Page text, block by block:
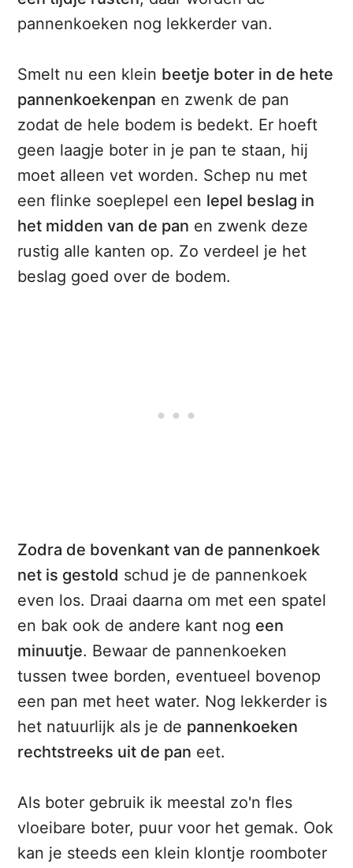
pannenkoeken nog lekkerder van.
Smelt nu een klein beetje boter in de hete
pannenkoekenpan en zwenk de pan
zodat de hele bodem is bedekt. Er hoeft
geen laagje boter in je pan te staan, hij
moet alleen vet worden. Schep nu met
een flinke soeplepel een lepel beslag in
het midden van de pan en zwenk deze
rustig alle kanten op. Zo verdeel je het
beslag goed over de bodem.
Zodra de bovenkant van de pannenkoek
net is gestold schud je de pannenkoek
even los. Draai daarna om met een spatel
en bak ook de andere kant nog een
minuutje. Bewaar de pannenkoeken
tussen twee borden, eventueel bovenop
een pan met heet water. Nog lekkerder is
het natuurlijk als je de pannenkoeken
rechtstreeks uit de pan eet.
Als boter gebruik ik meestal zo'n fles
vloeibare boter, puur voor het gemak. Ook
kan je steeds een klein klontje roomboter